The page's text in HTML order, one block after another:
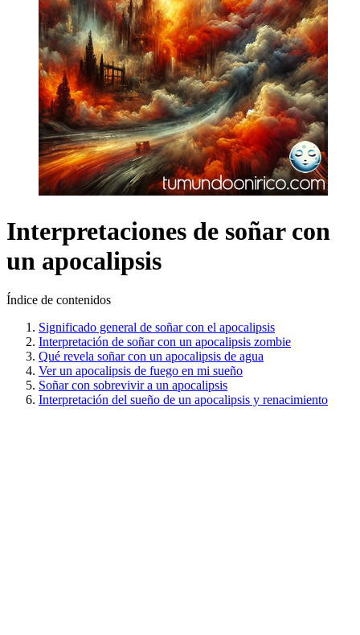
Interpretaciones de soñar con
un apocalipsis
Índice de contenidos
Significado general de soñar con el apocalipsis
Interpretación de soñar con un apocalipsis zombie
Qué revela soñar con un apocalipsis de agua
Ver un apocalipsis de fuego en mi sueño
Soñar con sobrevivir a un apocalipsis
Interpretación del sueño de un apocalipsis y renacimiento